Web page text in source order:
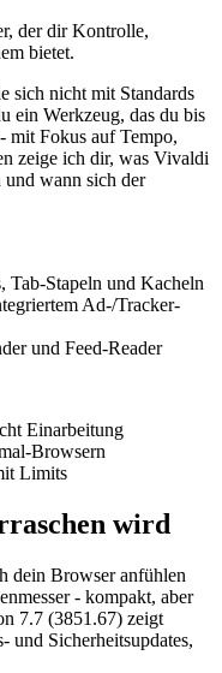
der dir Kontrolle,
bietet.
sich nicht mit Standards
ein Werkzeug, das du bis
mit Fokus auf Tempo,
zeige ich dir, was Vivaldi
und wann sich der
Tab-Stapeln und Kacheln
Ad-/Tracker-
und Feed-Reader
Einarbeitung
Browsern
Limits
wird
dein Browser anfühlen
- kompakt, aber
7.7 (3851.67) zeigt
und Sicherheitsupdates,